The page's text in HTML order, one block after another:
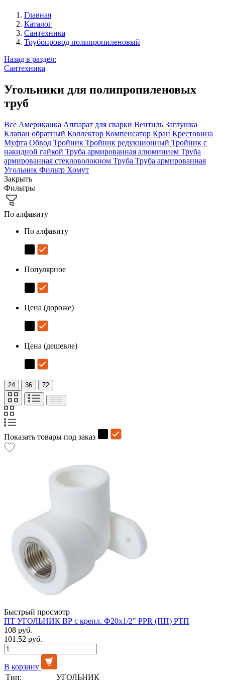
Главная
Каталог
Сантехника
Трубопровод полипропиленовый
Назад в раздел:
Сантехника
Угольники для полипропиленовых
труб
Все Американка Аппарат для сварки Вентиль Заглушка
Клапан обратный Коллектор Компенсатор Кран Крестовина
Муфта Обвод Тройник Тройник редукционный Тройник с
накидной гайкой Труба армированная алюминием Труба
армированная стекловолокном Труба Труба армированная
Угольник Фильтр Хомут
Закрыть
Фильтры
По алфавиту
По алфавиту
Популярное
Цена (дороже)
Цена (дешевле)
24 36 72
Показать товары под заказ
Быстрый просмотр
ПТ УГОЛЬНИК ВР с крепл. Ф20х1/2" PPR (ПП) РТП
108 руб.
101.52 руб.
В корзину
Тип:
УГОЛЬНИК